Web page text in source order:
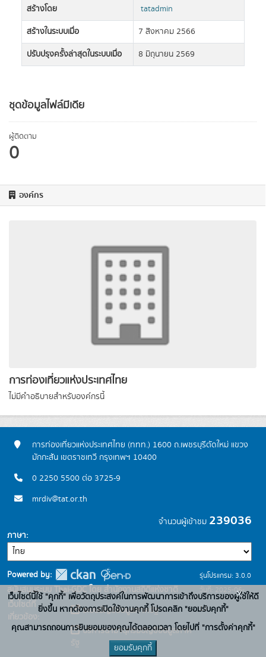
ชุดข้อมูลไฟล์มีเดีย
ผู้ติดตาม
0
องค์กร
การท่องเที่ยวแห่งประเทศไทย
ไม่มีคำอธิบายสำหรับองค์กรนี้
สร้างโดย
tatadmin
สร้างในระบบเมื่อ
7 สิงหาคม 2566
ปรับปรุงครั้งล่าสุดในระบบเมื่อ
8 มิถุนายน 2569
การท่องเที่ยวแห่งประเทศไทย (ททท.) 1600 ถ.เพชรบุรีตัดใหม่ แขวง
มักกะสัน เขตราชเทวี กรุงเทพฯ 10400
0 2250 5500 ต่อ 3725-9
mrdiv@tat.or.th
จำนวนผู้เข้าชม 239036
ภาษา
Powered by:
สนับสนุนระบบ Thai-GDC โดย สำนักงานสถิติแห่งชาติ
เว็บไซต์ที่
เกี่ยวข้อง:
ระบบบัญชีข้อมูลภาครัฐ
บริการนามานุกรมบัญชีข้อมูลภาค
รุ่นโปรแกรม: 3.0.0
วันที่: 2025-06-
10
เว็บไซต์นี้ใช้ "คุกกี้" เพื่อวัตถุประสงค์ในการพัฒนาการเข้าถึงบริการของผู้ใช้ให้ดี
ยิ่งขึ้น หากต้องการเปิดใช้งานคุกกี้ โปรดคลิก "ยอมรับคุกกี้"
คุณสามารถถอนการยินยอมของคุณได้ตลอดเวลา โดยไปที่ "การตั้งค่าคุกกี้"
ยอมรับคุกกี้
x